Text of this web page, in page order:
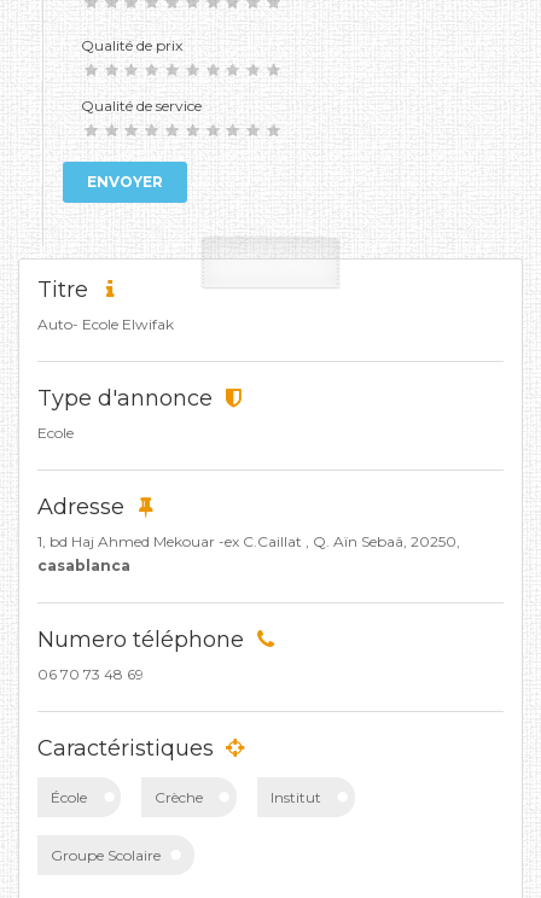
Qualité de prix
Qualité de service
ENVOYER
Titre
Auto- Ecole Elwifak
Type d'annonce
Ecole
Adresse
1, bd Haj Ahmed Mekouar -ex C.Caillat , Q. Aïn Sebaâ, 20250,
casablanca
Numero téléphone
06 70 73 48 69
Caractéristiques
École Crèche Institut
Groupe Scolaire